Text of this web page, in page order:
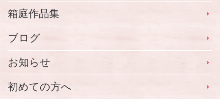
箱庭作品集
ブログ
お知らせ
初めての方へ